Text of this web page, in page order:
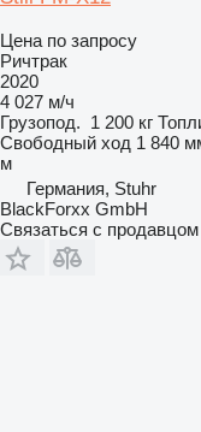
Цена по запросу
Ричтрак
2020
4 027 м/ч
Грузопод. 1 200 кг
Свободный ход 1 840
м
Германия, Stuhr
BlackForxx GmbH
Связаться с продавцом